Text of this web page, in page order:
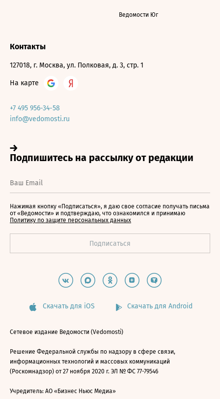
Ведомости Юг
Контакты
127018, г. Москва, ул. Полковая, д. 3, стр. 1
На карте
+7 495 956-34-58
info@vedomosti.ru
Нажимая кнопку «Подписаться», я даю свое согласие получать письма
от «Ведомости» и подтверждаю, что ознакомился и принимаю
Политику по защите персональных данных
Скачать для iOS Скачать для Android
Сетевое издание Ведомости (Vedomosti)
Решение Федеральной службы по надзору в сфере связи,
информационных технологий и массовых коммуникаций
(Роскомнадзор) от 27 ноября 2020 г. ЭЛ № ФС 77-79546
Учредитель: АО «Бизнес Ньюс Медиа»